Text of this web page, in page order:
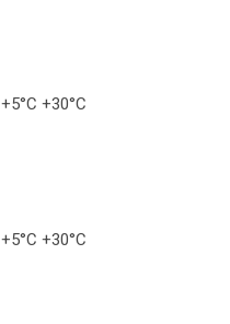
+5°C +30°C
+5°C +30°C